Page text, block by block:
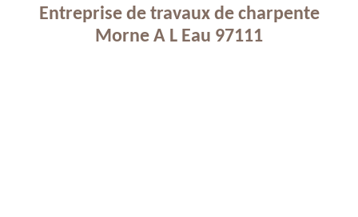
Entreprise de travaux de charpente
Morne A L Eau 97111